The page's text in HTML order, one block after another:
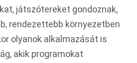
játszótereket gondoznak,
rendezettebb környezetben
olyanok alkalmazását is
akik programokat